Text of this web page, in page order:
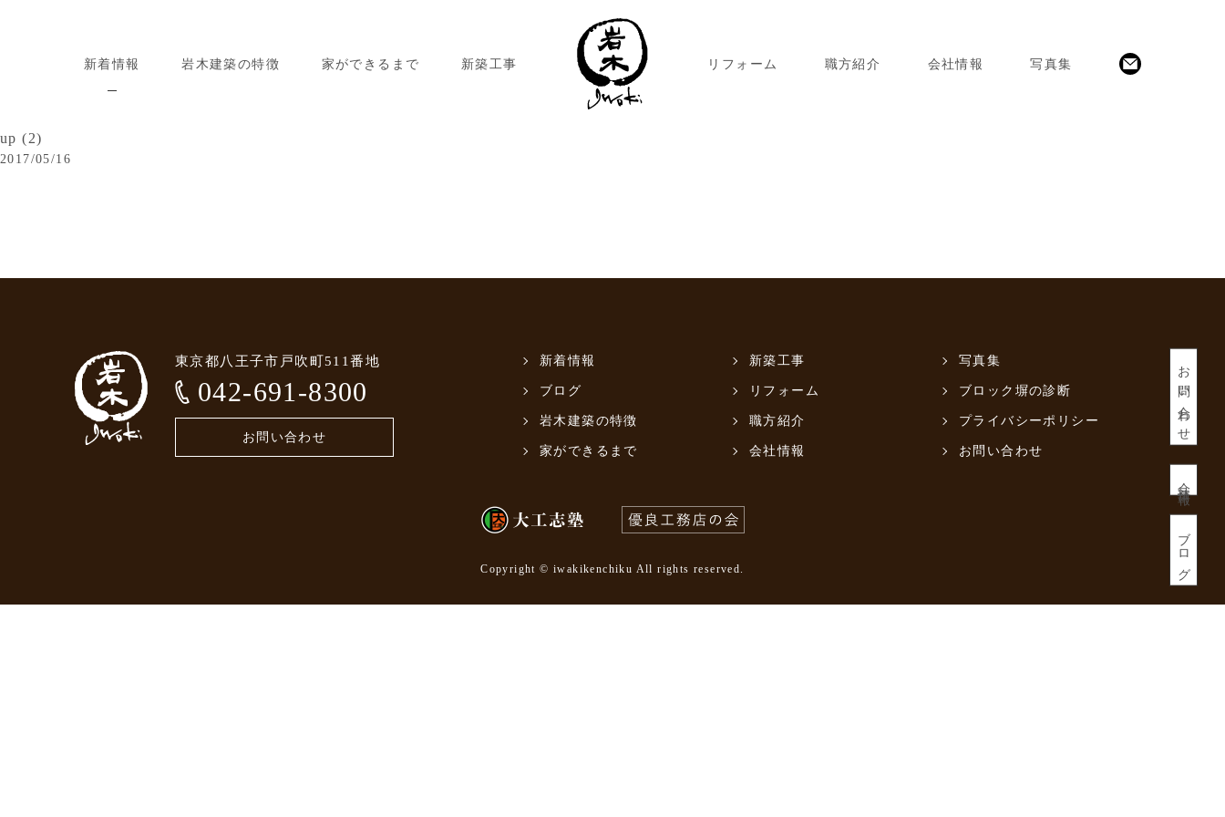
新着情報 岩木建築の特徴 家ができるまで 新築工事 リフォーム 職方紹介 会社情報 写真集
お問い合わせ
会社情報
ブログ
up (2)
2017/05/16
東京都八王子市戸吹町511番地
042-691-8300
お問い合わせ
新着情報
ブログ
岩木建築の特徴
家ができるまで
新築工事
リフォーム
職方紹介
会社情報
写真集
ブロック塀の診断
プライバシーポリシー
お問い合わせ
Copyright © iwakikenchiku All rights reserved.